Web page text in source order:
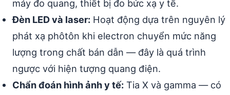
máy đo quang, thiết bị đo bức xạ y tế.
Đèn LED và laser: Hoạt động dựa trên nguyên lý
phát xạ phôtôn khi electron chuyển mức năng
lượng trong chất bán dẫn — đây là quá trình
ngược với hiện tượng quang điện.
Chẩn đoán hình ảnh y tế: Tia X và gamma — có